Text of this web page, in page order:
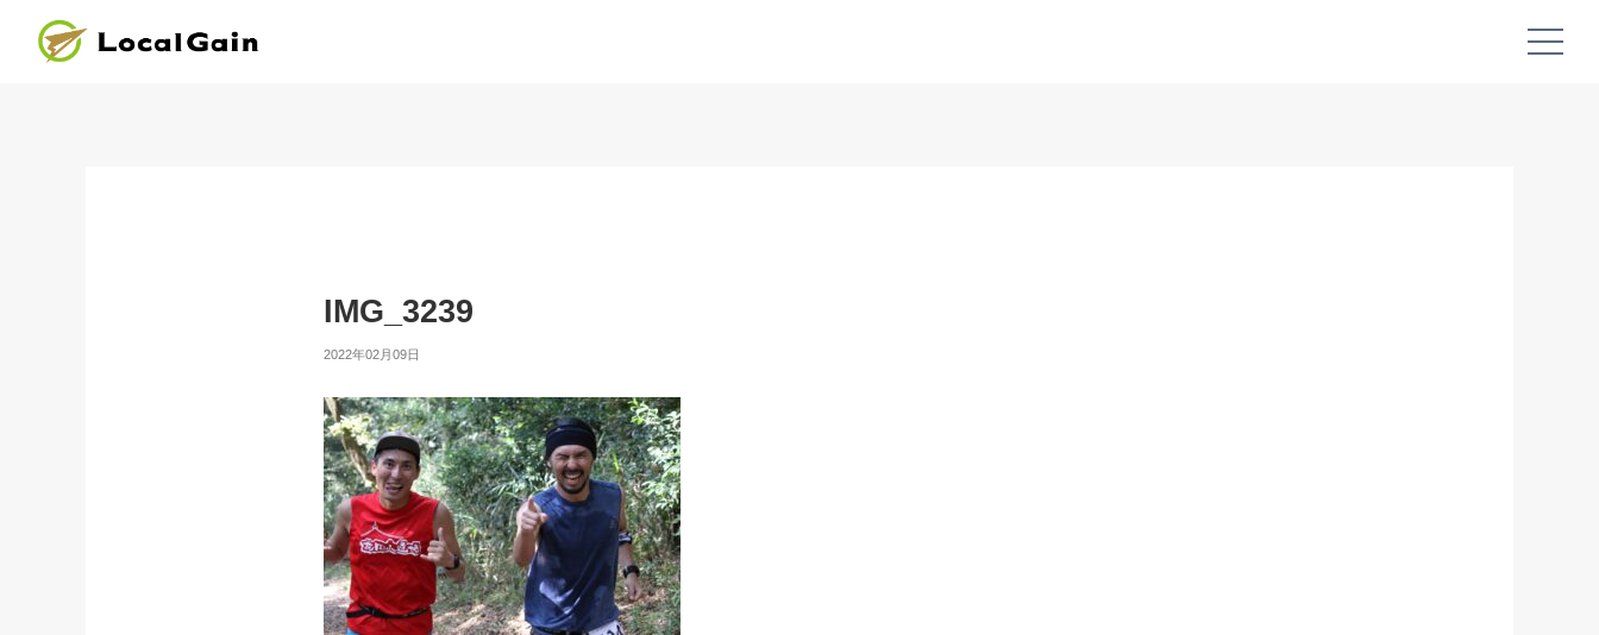
IMG_3239
2022年02月09日